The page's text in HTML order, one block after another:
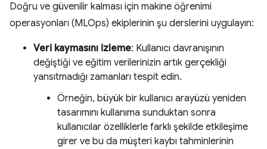
Doğru ve güvenilir kalması için makine öğrenimi
operasyonları (MLOps) ekiplerinin şu derslerini uygulayın:
Veri kaymasını izleme: Kullanıcı davranışının
değiştiği ve eğitim verilerinizin artık gerçekliği
yansıtmadığı zamanları tespit edin.
Örneğin, büyük bir kullanıcı arayüzü yeniden
tasarımını kullanıma sunduktan sonra
kullanıcılar özelliklerle farklı şekilde etkileşime
girer ve bu da müşteri kaybı tahminlerinin